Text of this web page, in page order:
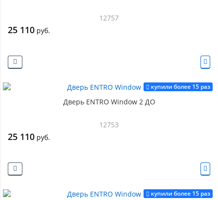
12757
25 110 руб.
купили более 15 раз
Дверь ENTRO Window 2 ДО
12753
25 110 руб.
купили более 15 раз